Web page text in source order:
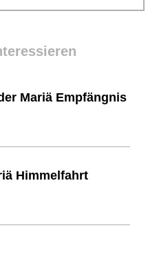
Mariä Empfängnis
Himmelfahrt